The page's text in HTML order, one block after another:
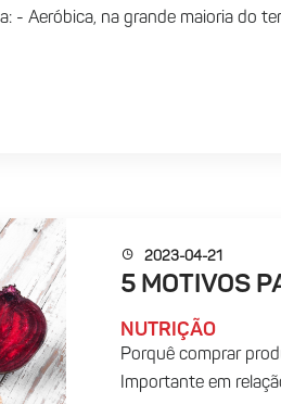
- Aeróbica, na grande maioria do
2023-04-21
5 MOTIVOS
NUTRIÇÃO
Porquê comprar
Importante em